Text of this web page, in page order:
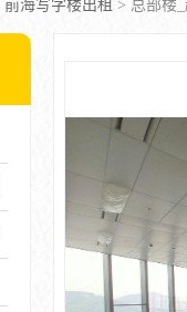
前海写字楼出租 > 总部楼